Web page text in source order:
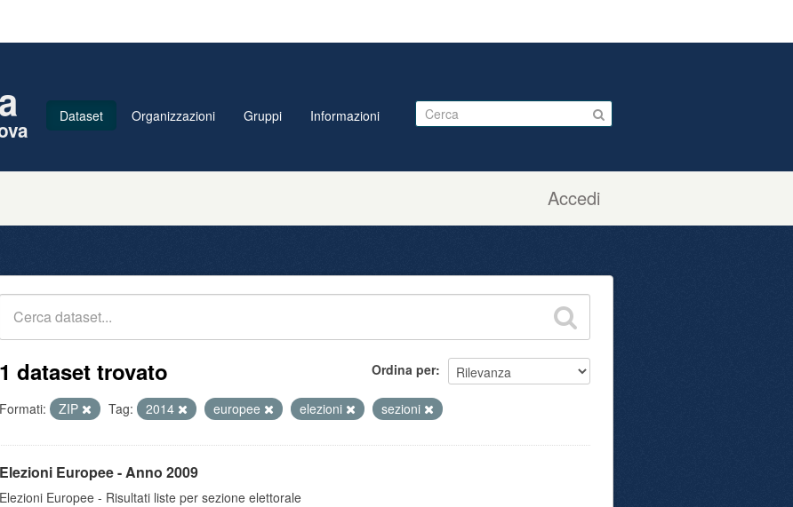
Accedi
Dataset Organizzazioni Gruppi Informazioni
Ordina per
1 dataset trovato
Formati: ZIP Tag: 2014 europee elezioni sezioni
Elezioni Europee - Anno 2009
Elezioni Europee - Risultati liste per sezione elettorale